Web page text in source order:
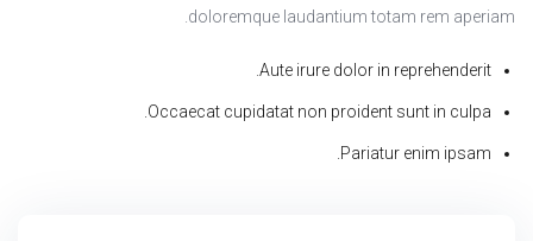
doloremque laudantium totam rem aperiam.
Aute irure dolor in reprehenderit.
Occaecat cupidatat non proident sunt in culpa.
Pariatur enim ipsam.